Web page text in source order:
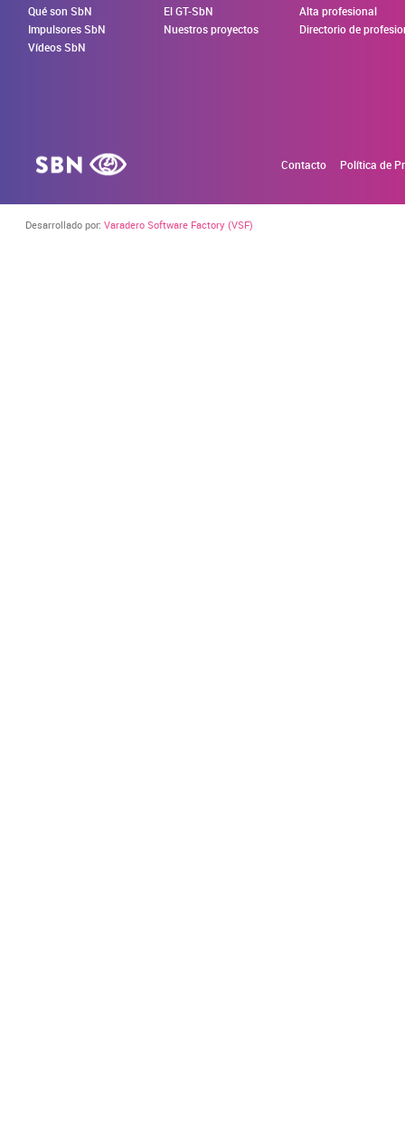
Qué son SbN
Impulsores SbN
Vídeos SbN
El GT-SbN
Nuestros proyectos
Alta profesional
Directorio de
Contacto Política de
Desarrollado por: Varadero Software Factory (VSF)